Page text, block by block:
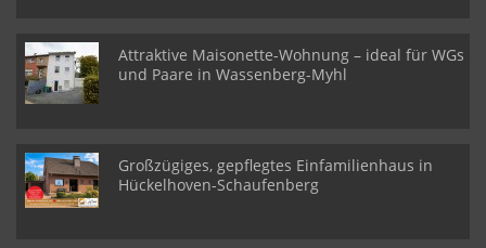
Attraktive Maisonette-Wohnung – ideal für WGs
und Paare in Wassenberg-Myhl
Großzügiges, gepflegtes Einfamilienhaus in
Hückelhoven-Schaufenberg